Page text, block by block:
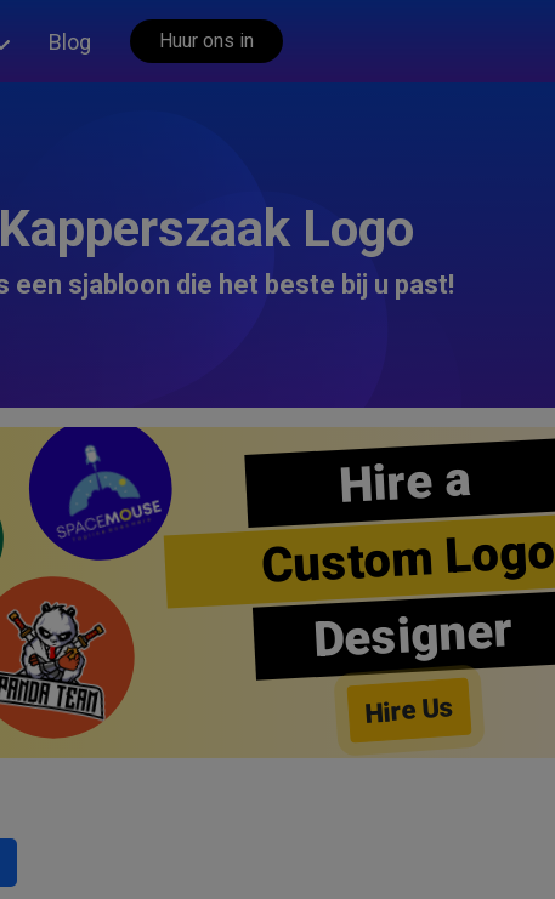
Blog Huur ons in
Kapperszaak Logo
een sjabloon die het beste bij u past!
Hire a
Custom Logo
Designer
Hire Us